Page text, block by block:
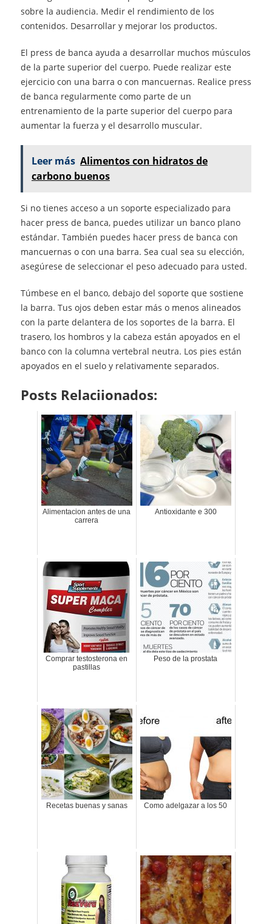
sobre la audiencia. Medir el rendimiento de los
contenidos. Desarrollar y mejorar los productos.
El press de banca ayuda a desarrollar muchos músculos
de la parte superior del cuerpo. Puede realizar este
ejercicio con una barra o con mancuernas. Realice press
de banca regularmente como parte de un
entrenamiento de la parte superior del cuerpo para
aumentar la fuerza y el desarrollo muscular.
Leer más Alimentos con hidratos de
carbono buenos
Si no tienes acceso a un soporte especializado para
hacer press de banca, puedes utilizar un banco plano
estándar. También puedes hacer press de banca con
mancuernas o con una barra. Sea cual sea su elección,
asegúrese de seleccionar el peso adecuado para usted.
Túmbese en el banco, debajo del soporte que sostiene
la barra. Tus ojos deben estar más o menos alineados
con la parte delantera de los soportes de la barra. El
trasero, los hombros y la cabeza están apoyados en el
banco con la columna vertebral neutra. Los pies están
apoyados en el suelo y relativamente separados.
Posts Relaciionados:
Alimentacion antes de una
carrera
Antioxidante e 300
Comprar testosterona en
pastillas
Peso de la prostata
Recetas buenas y sanas Como adelgazar a los 50